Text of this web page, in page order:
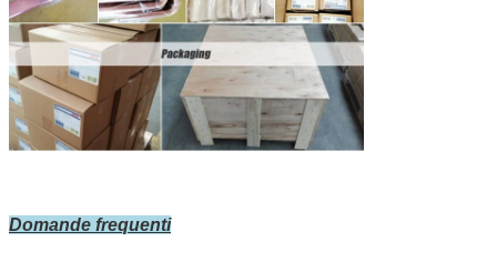
Domande frequenti